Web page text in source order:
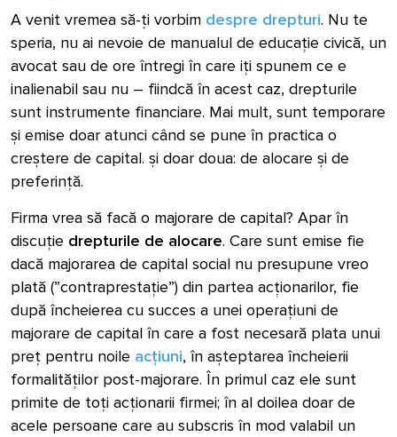
A venit vremea să-ți vorbim despre drepturi. Nu te
speria, nu ai nevoie de manualul de educație civică, un
avocat sau de ore întregi în care iți spunem ce e
inalienabil sau nu – fiindcă în acest caz, drepturile
sunt instrumente financiare. Mai mult, sunt temporare
și emise doar atunci când se pune în practica o
creștere de capital. și doar doua: de alocare și de
preferință.
Firma vrea să facă o majorare de capital? Apar în
discuție drepturile de alocare. Care sunt emise fie
dacă majorarea de capital social nu presupune vreo
plată (”contraprestație”) din partea acționarilor, fie
după încheierea cu succes a unei operațiuni de
majorare de capital în care a fost necesară plata unui
preț pentru noile acțiuni, în așteptarea încheierii
formalităților post-majorare. În primul caz ele sunt
primite de toți acționarii firmei; în al doilea doar de
acele persoane care au subscris în mod valabil un